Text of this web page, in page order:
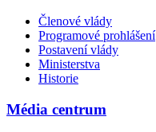
Členové vlády
Programové prohlášení
Postavení vlády
Ministerstva
Historie
Média centrum